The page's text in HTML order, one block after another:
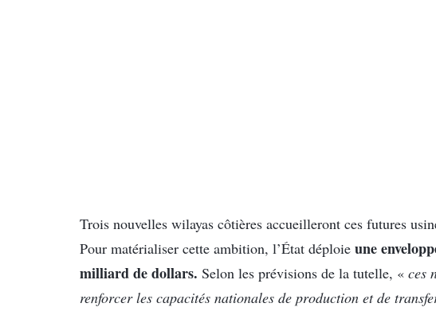
Trois nouvelles wilayas côtières accueilleront ces futures
Pour matérialiser cette ambition, l’État déploie une
milliard de dollars. Selon les prévisions de la tutelle, « ces
renforcer les capacités nationales de production et de